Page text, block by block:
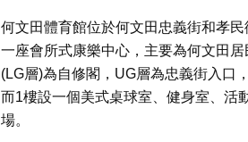
何文田體育館位於何文田忠義街和孝
一座會所式康樂中心，主要為何文田
(LG層)為自修閣，UG層為忠義街入口
而1樓設一個美式桌球室、健身室、活
場。